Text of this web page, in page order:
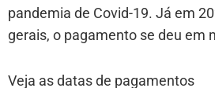
pandemia de Covid-19. Já em
gerais, o pagamento se deu em
Veja as datas de pagamentos